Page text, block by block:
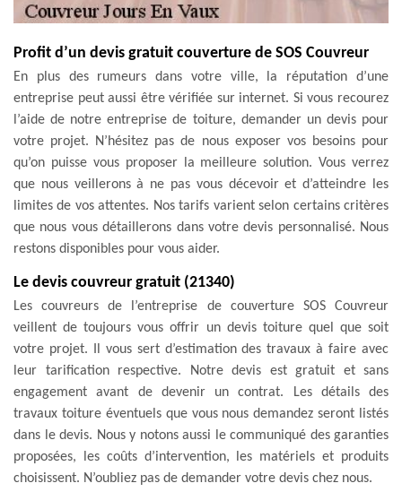
Profit d’un devis gratuit couverture de SOS Couvreur
En plus des rumeurs dans votre ville, la réputation d’une
entreprise peut aussi être vérifiée sur internet. Si vous recourez
l’aide de notre entreprise de toiture, demander un devis pour
votre projet. N’hésitez pas de nous exposer vos besoins pour
qu’on puisse vous proposer la meilleure solution. Vous verrez
que nous veillerons à ne pas vous décevoir et d’atteindre les
limites de vos attentes. Nos tarifs varient selon certains critères
que nous vous détaillerons dans votre devis personnalisé. Nous
restons disponibles pour vous aider.
Le devis couvreur gratuit (21340)
Les couvreurs de l’entreprise de couverture SOS Couvreur
veillent de toujours vous offrir un devis toiture quel que soit
votre projet. Il vous sert d’estimation des travaux à faire avec
leur tarification respective. Notre devis est gratuit et sans
engagement avant de devenir un contrat. Les détails des
travaux toiture éventuels que vous nous demandez seront listés
dans le devis. Nous y notons aussi le communiqué des garanties
proposées, les coûts d’intervention, les matériels et produits
choisissent. N’oubliez pas de demander votre devis chez nous.